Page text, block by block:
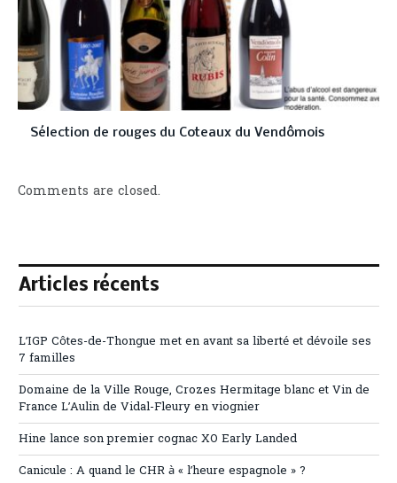
Sélection de rouges du Coteaux du Vendômois
Comments are closed.
Articles récents
L’IGP Côtes-de-Thongue met en avant sa liberté et dévoile ses
7 familles
Domaine de la Ville Rouge, Crozes Hermitage blanc et Vin de
France L’Aulin de Vidal-Fleury en viognier
Hine lance son premier cognac XO Early Landed
Canicule : A quand le CHR à « l’heure espagnole » ?